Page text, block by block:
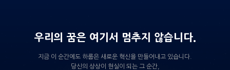
우리의 꿈은 여기서 멈추지 않습니다.
지금 이 순간에도 하룹은 새로운 혁신을 만들어내고 있습니다.
당신의 상상이 현실이 되는 그 순간,